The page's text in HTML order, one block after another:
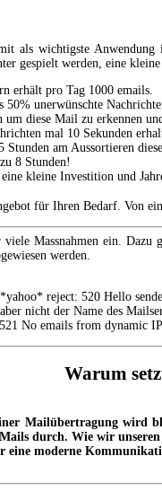
als wichtigste Anwendung
gespielt werden, eine
erhält pro Tag 1000 emails.
unerwünschte
diese Mail zu erkennen
mal 10 Sekunden
am Aussortieren
8 Stunden!
kleine Investition und
für Ihren Bedarf. Von
viele Massnahmen ein.
werden.
reject: 520 Hello
nicht der Name des
No emails from dynamic IP
Warum
Mailübertragung wird
durch. Wie wir
eine moderne